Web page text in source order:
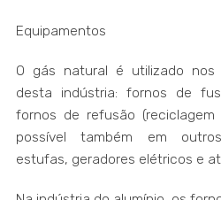
Equipamentos
O gás natural é utilizado nos
desta indústria: fornos de
fornos de refusão
possível também em
estufas, geradores elétricos e